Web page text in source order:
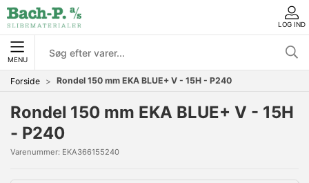
LOG IND
MENU
Forside Rondel 150 mm EKA BLUE+ V - 15H - P240
Rondel 150 mm EKA BLUE+ V - 15H
- P240
Varenummer: EKA366155240